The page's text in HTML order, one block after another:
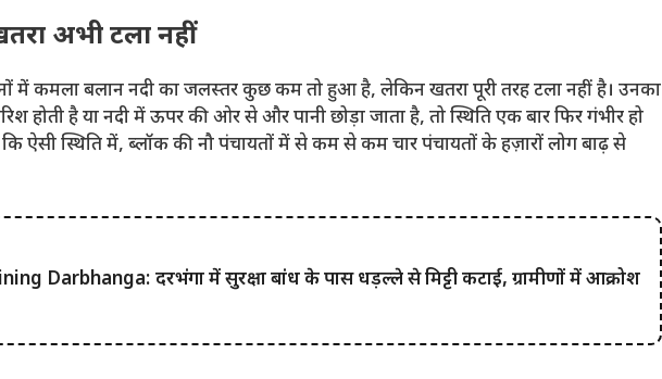
अभी टला नहीं
में कमला बलान नदी का जलस्तर कुछ कम तो हुआ है, लेकिन खतरा पूरी तरह टला नहीं है। उनका
होती है या नदी में ऊपर की ओर से और पानी छोड़ा जाता है, तो स्थिति एक बार फिर गंभीर हो
ऐसी स्थिति में, ब्लॉक की नौ पंचायतों में से कम से कम चार पंचायतों के हज़ारों लोग बाढ़ से
Darbhanga: दरभंगा में सुरक्षा बांध के पास धड़ल्ले से मिट्टी कटाई, ग्रामीणों में आक्रोश